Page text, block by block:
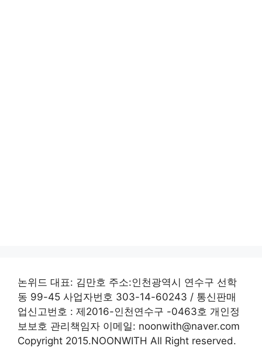
논위드 대표: 김만호 주소:인천광역시 연수구 선학
동 99-45 사업자번호 303-14-60243 / 통신판매
업신고번호 : 제2016-인천연수구 -0463호 개인정
보보호 관리책임자 이메일: noonwith@naver.com
Copyright 2015.NOONWITH All Right reserved.